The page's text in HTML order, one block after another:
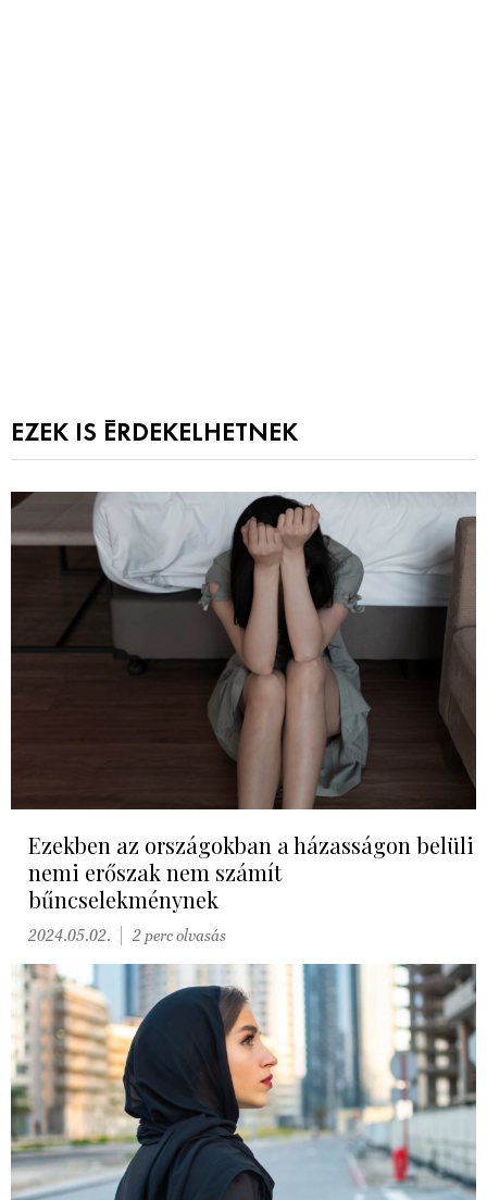
EZEK IS ÉRDEKELHETNEK
Ezekben az országokban a házasságon belüli
nemi erőszak nem számít
bűncselekménynek
2024.05.02. 2 perc olvasás